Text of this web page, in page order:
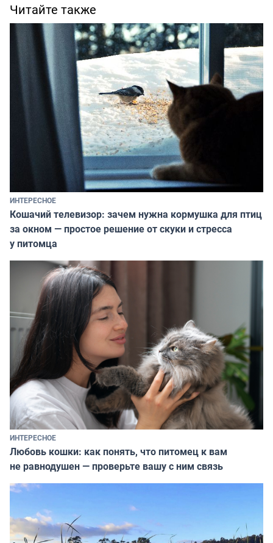
Читайте также
ИНТЕРЕСНОЕ
Кошачий телевизор: зачем нужна кормушка для птиц
за окном — простое решение от скуки и стресса
у питомца
ИНТЕРЕСНОЕ
Любовь кошки: как понять, что питомец к вам
не равнодушен — проверьте вашу с ним связь